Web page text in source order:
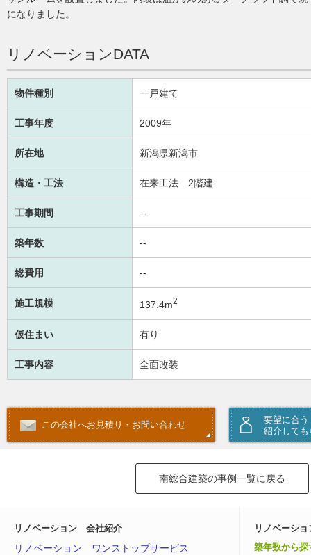
になりました。
リノベーションDATA
物件種別 一戸建て
工事年度 2009年
所在地 新潟県新潟市
構造・工法 在来工法 2階建
工事期間 --
築年数 --
総費用 --
施工規模 137.4m2
仮住まい 有り
工事内容 全面改装
この会社へお見積り・お問い合わせ
要望に合
紹介しても
南総合建築の事例一覧に戻る
リノベーション 会社紹介
リノベーション ワンストップサービス
リノベーシ
築年数から探